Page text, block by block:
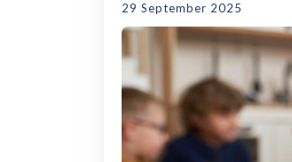
29 September 2025